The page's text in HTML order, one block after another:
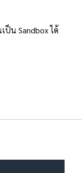
ป็น Sandbox ได้